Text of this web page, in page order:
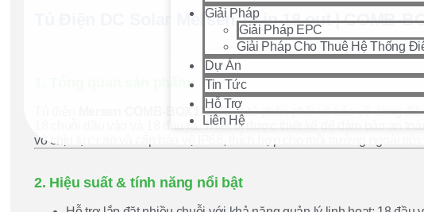
Giải Pháp
Giải Pháp EPC
Giải Pháp Cho Thuê Hệ Thống
Dự Án
Tin Tức
Hỗ Trợ
Liên Hệ
Tủ Điện DC Solar Mersen 18 in 18 out | COMB-
1. Tổng quan sản phẩm
Mersen COMB-BOX18FBSlà tủ phân phối và bảo vệ dòng
18 chuỗi đầu vào và 18 đầu ra. Thiết bị được thiết kế để đảm bảo an
vỏ chịu lực cao và cấp bảo vệ IP66, thích hợp cho môi trường ngoài trời
2. Hiệu suất & tính năng nổi bật